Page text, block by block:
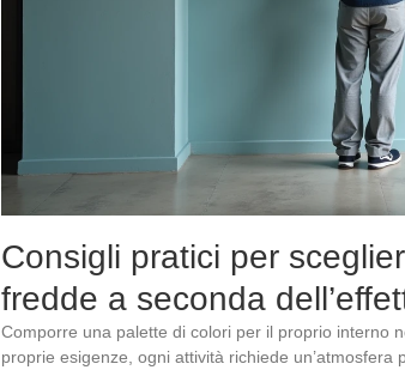
Consigli pratici per
fredde a seconda
Comporre una palette di colori per il proprio interno
proprie esigenze, ogni attività richiede un’atmosfera